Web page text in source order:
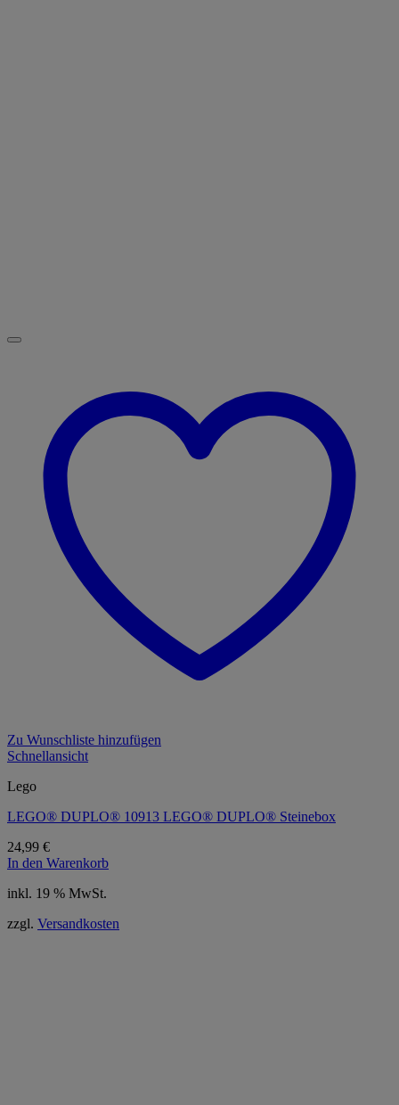
Zu Wunschliste hinzufügen
Schnellansicht
Lego
LEGO® DUPLO® 10913 LEGO® DUPLO® Steinebox
24,99 €
In den Warenkorb
inkl. 19 % MwSt.
zzgl. Versandkosten